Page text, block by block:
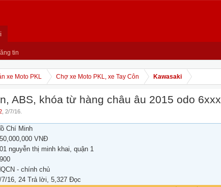
tin
xe Moto PKL Chợ xe Moto PKL, xe Tay Côn Kawasaki
ABS, khóa từ hàng châu âu 2015 odo 6xxx
2/7/16
Chí Minh
VNĐ
nguyễn thị minh khai, quận 1
- chính chủ
7/16, 24 Trả lời, 5,327 Đọc